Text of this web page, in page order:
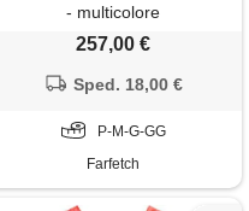
- multicolore
257,00 €
Sped. 18,00 €
P-M-G-GG
Farfetch